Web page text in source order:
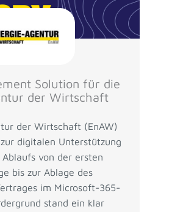
Solution für die
der Wirtschaft
der Wirtschaft (EnAW)
digitalen Unterstützung
von der ersten
bis zur Ablage des
im Microsoft-365-
stand ein klar